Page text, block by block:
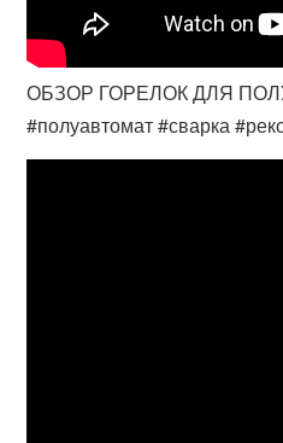
ОБЗОР ГОРЕЛОК ДЛЯ
#полуавтомат #сварка